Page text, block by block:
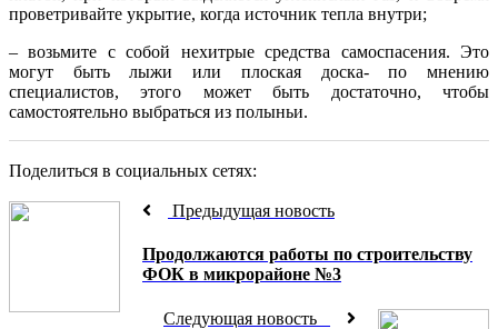
проветривайте укрытие, когда источник тепла внутри;
– возьмите с собой нехитрые средства самоспасения. Это
могут быть лыжи или плоская доска- по мнению
специалистов, этого может быть достаточно, чтобы
самостоятельно выбраться из полыньи.
Поделиться в социальных сетях:
Предыдущая новость
Продолжаются работы по строительству
ФОК в микрорайоне №3
Следующая новость